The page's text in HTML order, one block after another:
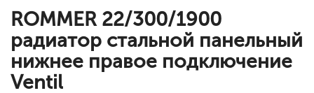
ROMMER 22/300/1900
радиатор стальной панельный
нижнее правое подключение
Ventil